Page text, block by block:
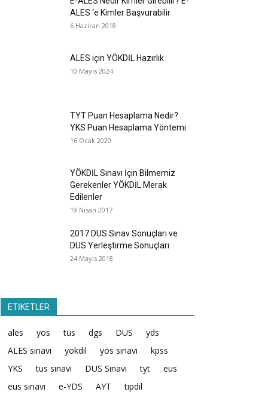
ALES ‘e Kimler Başvurabilir
6 Haziran 2018
ALES için YÖKDİL Hazırlık
10 Mayıs 2024
TYT Puan Hesaplama Nedir?
YKS Puan Hesaplama Yöntemi
16 Ocak 2020
YÖKDİL Sınavı İçin Bilmemiz
Gerekenler YÖKDİL Merak
Edilenler
19 Nisan 2017
2017 DUS Sınav Sonuçları ve
DUS Yerleştirme Sonuçları
24 Mayıs 2018
ETİKETLER
ales yös tus dgs DUS
yds
ALES sınavı
yokdil yös sınavı
kpss
YKS
tus sınavı DUS Sınavı tyt
eus
eus sınavı
e-YDS AYT tıpdil